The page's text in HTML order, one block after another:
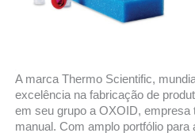
A marca Thermo Scientific,
excelência na fabricação de
em seu grupo a OXOID, empresa
manual. Com amplo portfólio para